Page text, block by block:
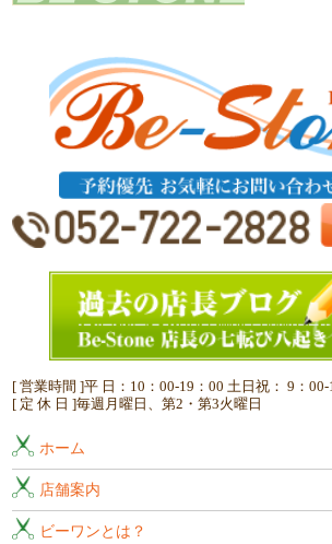
[ 営業時間 ]平 日：10：00-19：00 土日祝： 9：00-
[ 定 休 日 ]毎週月曜日、第2・第3火曜日
ホーム
店舗案内
ビーワンとは？